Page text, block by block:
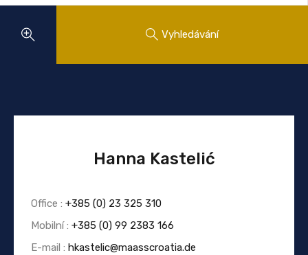
Vyhledávání
Hanna Kastelić
Office : +385 (0) 23 325 310
Mobilní : +385 (0) 99 2383 166
E-mail : hkastelic@maasscroatia.de